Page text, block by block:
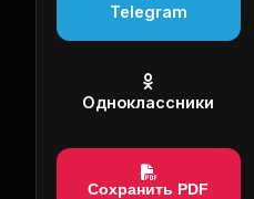
Telegram
Одноклассники
Сохранить PDF